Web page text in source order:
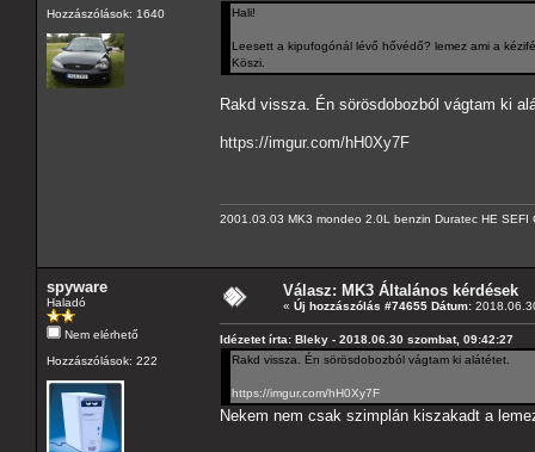
Hozzászólások: 1640
Hali!
Leesett a kipufogónál lévő hővédő? lemez ami a
Köszi.
Rakd vissza. Én sörösdobozból vágtam ki
https://imgur.com/hH0Xy7F
2001.03.03 MK3 mondeo 2.0L benzin Duratec HE
spyware
Haladó
Nem elérhető
Hozzászólások: 222
Válasz: MK3 Általános kérdések
« Új hozzászólás #74655 Dátum:
Idézetet írta: Bleky - 2018.06.30 szombat, 09:42:27
Rakd vissza. Én sörösdobozból vágtam ki alátétet.
https://imgur.com/hH0Xy7F
Nekem nem csak szimplán kiszakadt a